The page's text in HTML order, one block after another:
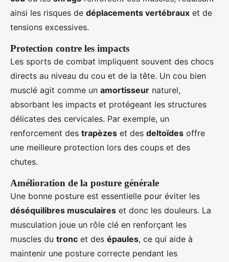
ainsi les risques de déplacements vertébraux et de
tensions excessives.
Protection contre les impacts
Les sports de combat impliquent souvent des chocs
directs au niveau du cou et de la tête. Un cou bien
musclé agit comme un amortisseur naturel,
absorbant les impacts et protégeant les structures
délicates des cervicales. Par exemple, un
renforcement des trapèzes et des deltoïdes offre
une meilleure protection lors des coups et des
chutes.
Amélioration de la posture générale
Une bonne posture est essentielle pour éviter les
déséquilibres musculaires et donc les douleurs. La
musculation joue un rôle clé en renforçant les
muscles du tronc et des épaules, ce qui aide à
maintenir une posture correcte pendant les